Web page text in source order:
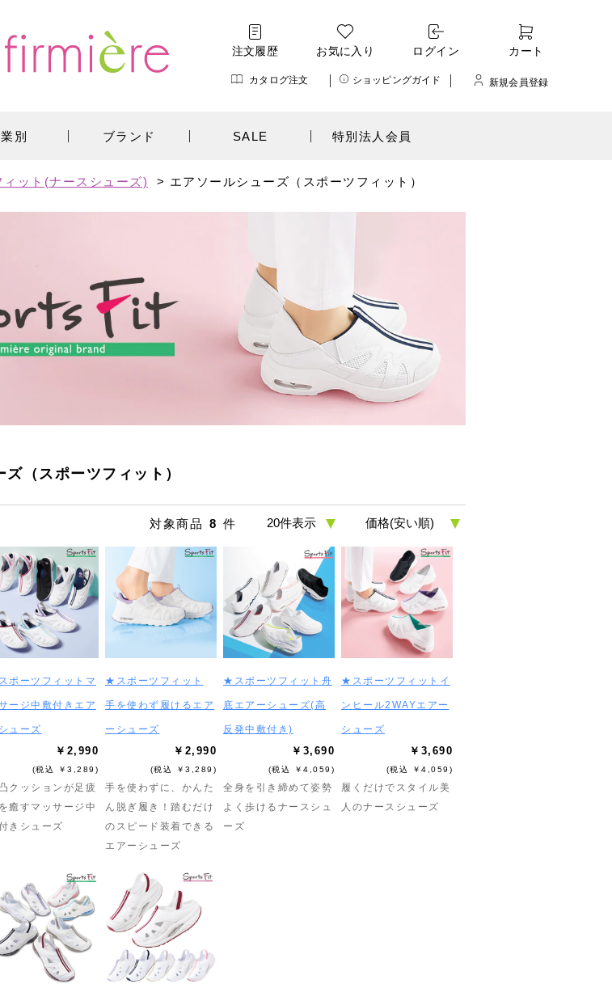
注文履歴 お気に入り ログイン カート
カタログ注文 ショッピングガイド 新規会員登録
別 ブランド SALE 特別法人会員
ィット(ナースシューズ) > エアソールシューズ（スポーツフィット）
（スポーツフィット）
対象商品 8 件
ポーツフィットマ
ージ中敷付きエア
ューズ
￥2,990
(税込 ￥3,289)
クッションが足疲
癒すマッサージ中
きシューズ
★スポーツフィット
手を使わず履けるエア
ーシューズ
￥2,990
(税込 ￥3,289)
手を使わずに、かんた
ん脱ぎ履き！踏むだけ
のスピード装着できる
エアーシューズ
★スポーツフィット舟
底エアーシューズ(高
反発中敷付き)
￥3,690
(税込 ￥4,059)
全身を引き締めて姿勢
よく歩けるナースシュ
ーズ
★スポーツフィットイ
ンヒール2WAYエアー
シューズ
￥3,690
(税込 ￥4,059)
履くだけでスタイル美
人のナースシューズ